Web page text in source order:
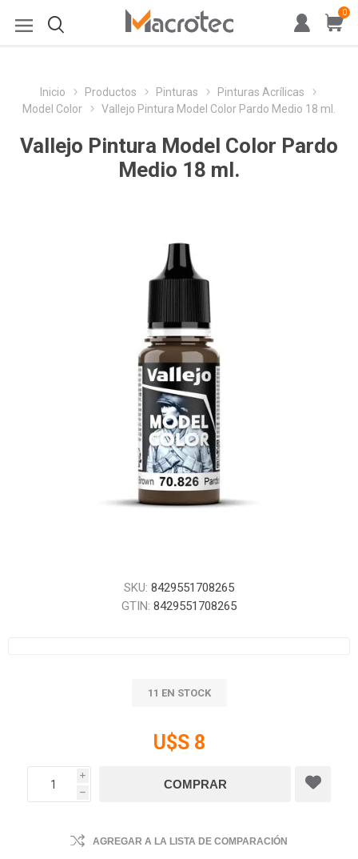
0
Inicio Productos Pinturas
Pinturas Acrílicas
Model Color
Vallejo Pintura Model Color Pardo Medio 18 ml.
Vallejo Pintura Model Color Pardo
Medio 18 ml.
SKU: 8429551708265
GTIN: 8429551708265
11 EN STOCK
U$S 8
i
h
AGREGAR A LA LISTA DE COMPARACIÓN